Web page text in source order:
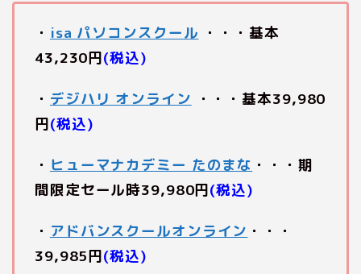
・ isa パソコンスクール ・・・基本
43,230‬円(税込)
・ デジハリ オンライン ・・・基本39,980
円(税込)
・ ヒューマナカデミー たのまな ・・・期
間限定セール時39,980円(税込)
・ アドバンスクールオンライン ・・・
39,985円(税込)